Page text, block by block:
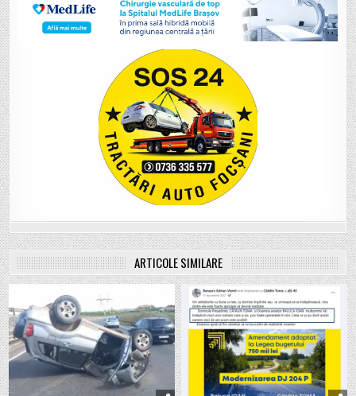
ARTICOLE SIMILARE